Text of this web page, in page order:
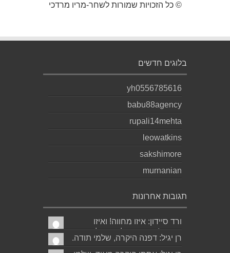
© כל הזכויות שמורות לשחר-מריו מרדכי
בלוגים חדשים
yh0556785616
babu88agency
rupali14mehta
leowatkins
sakshimore
murnanian
תגובות אחרונות
ורד סיידון: איזו מחווה! ואיזו
עברית! יישר כוח לכותב ולאהובתו
:) שבת שלום...
רן יגיל: דפנה היקרה, שלמי תודה.
גד הוא אכן משורר איכותי ביותר.